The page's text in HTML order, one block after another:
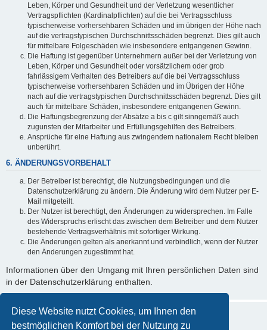
Diese Website nutzt Cookies, um Ihnen den
bestmöglichen Komfort bei der Nutzung zu
Leben, Körper und Gesundheit und der Verletzung wesentlicher
Vertragspflichten (Kardinalpflichten) auf die bei Vertragsschluss
typischerweise vorhersehbaren Schäden und im übrigen der Höhe nach
auf die vertragstypischen Durchschnittsschäden begrenzt. Dies gilt auch
für mittelbare Folgeschäden wie insbesondere entgangenen Gewinn.
Die Haftung ist gegenüber Unternehmern außer bei der Verletzung von
Leben, Körper und Gesundheit oder vorsätzlichem oder grob
fahrlässigem Verhalten des Betreibers auf die bei Vertragsschluss
typischerweise vorhersehbaren Schäden und im Übrigen der Höhe
nach auf die vertragstypischen Durchschnittsschäden begrenzt. Dies gilt
auch für mittelbare Schäden, insbesondere entgangenen Gewinn.
Die Haftungsbegrenzung der Absätze a bis c gilt sinngemäß auch
zugunsten der Mitarbeiter und Erfüllungsgehilfen des Betreibers.
Ansprüche für eine Haftung aus zwingendem nationalem Recht bleiben
unberührt.
6. ÄNDERUNGSVORBEHALT
Der Betreiber ist berechtigt, die Nutzungsbedingungen und die
Datenschutzerklärung zu ändern. Die Änderung wird dem Nutzer per E-
Mail mitgeteilt.
Der Nutzer ist berechtigt, den Änderungen zu widersprechen. Im Falle
des Widerspruchs erlischt das zwischen dem Betreiber und dem Nutzer
bestehende Vertragsverhältnis mit sofortiger Wirkung.
Die Änderungen gelten als anerkannt und verbindlich, wenn der Nutzer
den Änderungen zugestimmt hat.
Informationen über den Umgang mit Ihren persönlichen Daten sind
in der Datenschutzerklärung enthalten.